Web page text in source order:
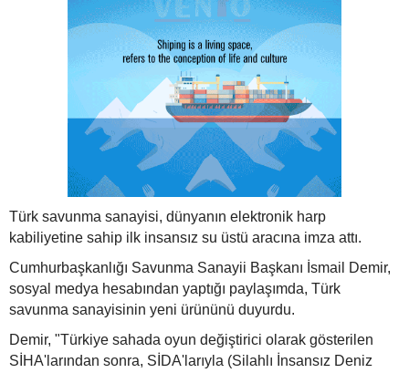
Türk savunma sanayisi, dünyanın elektronik harp
kabiliyetine sahip ilk insansız su üstü aracına imza attı.
Cumhurbaşkanlığı Savunma Sanayii Başkanı İsmail Demir,
sosyal medya hesabından yaptığı paylaşımda, Türk
savunma sanayisinin yeni ürününü duyurdu.
Demir, "Türkiye sahada oyun değiştirici olarak gösterilen
SİHA'larından sonra, SİDA'larıyla (Silahlı İnsansız Deniz